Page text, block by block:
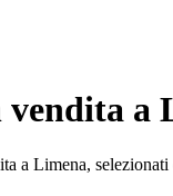
a
a Limena, selezionati